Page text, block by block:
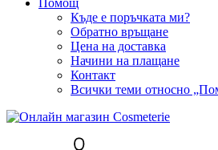
Помощ
Къде е поръчката ми?
Обратно връщане
Цена на доставка
Начини на плащане
Контакт
Всички теми относно